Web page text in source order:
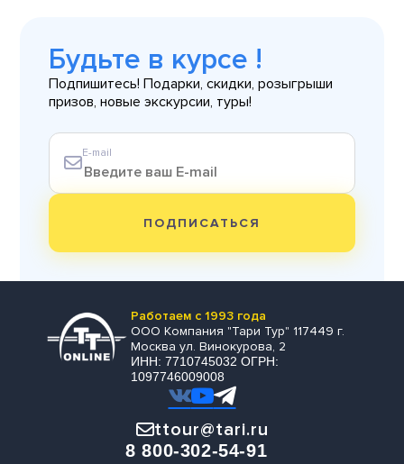
Будьте в курсе !
Подпишитесь! Подарки, скидки, розыгрыши
призов, новые экскурсии, туры!
E-mail
ПОДПИСАТЬСЯ
Работаем с 1993 года
ООО Компания "Тари Тур" 117449 г.
Москва ул. Винокурова, 2
ИНН: 7710745032 ОГРН:
1097746009008
ttour@tari.ru
8 800-302-54-91